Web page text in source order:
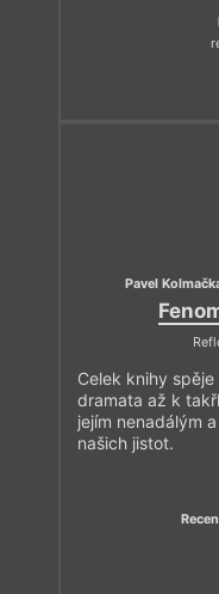
Pavel
Celek knihy
dramata až k
jejím nenadálým
našich jistot.